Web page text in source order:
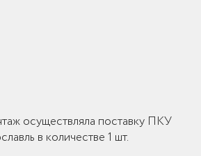
осуществляла поставку ПКУ
в количестве 1 шт.